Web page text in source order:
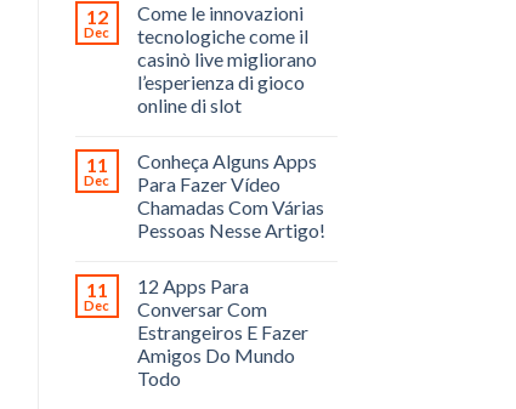
12
Dec
Come le innovazioni
tecnologiche come il
casinò live migliorano
l’esperienza di gioco
online di slot
11
Dec
Conheça Alguns Apps
Para Fazer Vídeo
Chamadas Com Várias
Pessoas Nesse Artigo!
11
Dec
12 Apps Para
Conversar Com
Estrangeiros E Fazer
Amigos Do Mundo
Todo